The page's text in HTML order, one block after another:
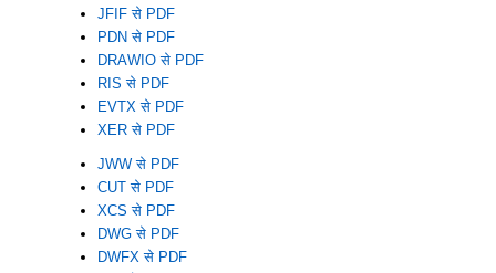
JFIF से PDF
PDN से PDF
DRAWIO से PDF
RIS से PDF
EVTX से PDF
XER से PDF
JWW से PDF
CUT से PDF
XCS से PDF
DWG से PDF
DWFX से PDF